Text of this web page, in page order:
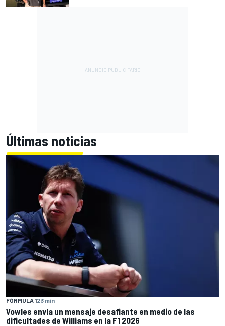
Últimas noticias
FÓRMULA 123 min
Vowles envía un mensaje desafiante en medio de las
dificultades de Williams en la F1 2026